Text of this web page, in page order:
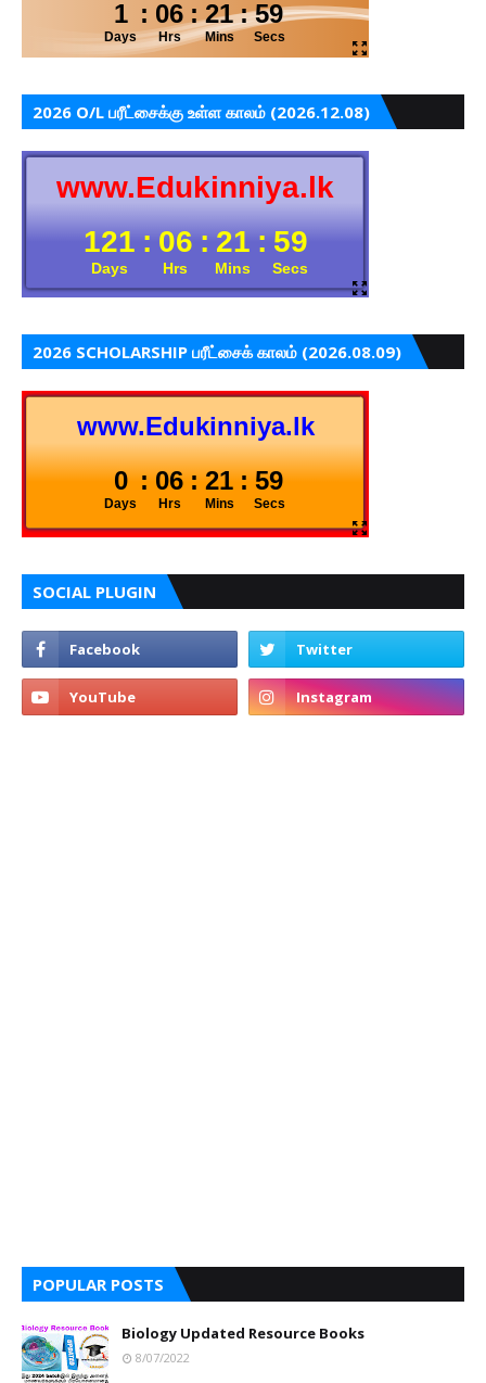
2026 O/L பரீட்சைக்கு உள்ள காலம் (2026.12.08)
2026 SCHOLARSHIP பரீட்சைக் காலம் (2026.08.09)
SOCIAL PLUGIN
POPULAR POSTS
Biology Updated Resource Books
8/07/2022